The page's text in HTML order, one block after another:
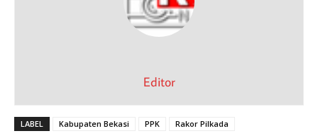
Editor
LABEL Kabupaten Bekasi PPK Rakor Pilkada